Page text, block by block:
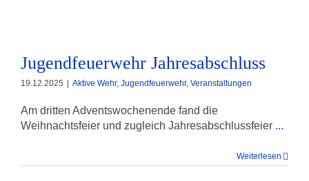
Jugendfeuerwehr Jahresabschluss
19.12.2025 Aktive Wehr, Jugendfeuerwehr, Veranstaltungen
Am dritten Adventswochenende fand die
Weihnachtsfeier und zugleich Jahresabschlussfeier ...
Weiterlesen